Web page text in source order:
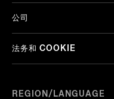
REGION/LANGUAGE
公司
法务和 COOKIE